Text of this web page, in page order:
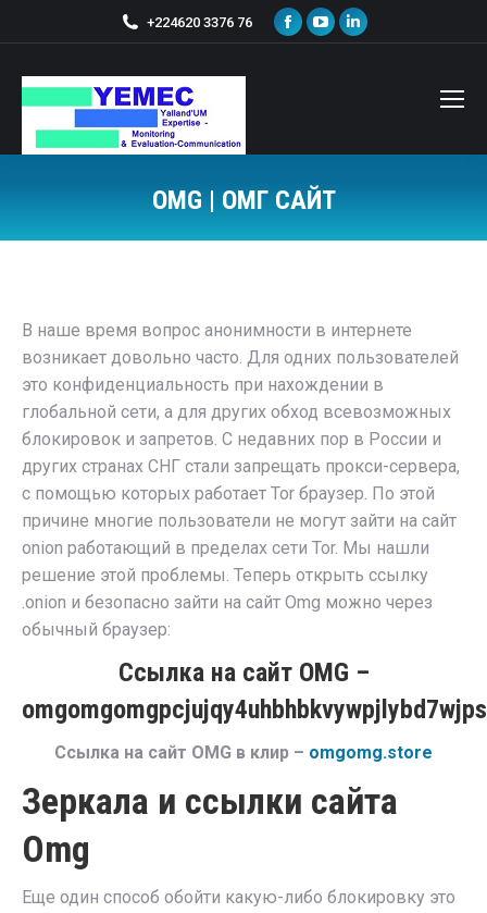
+224620 3376 76
OMG | ОМГ САЙТ
В наше время вопрос анонимности в интернете
возникает довольно часто. Для одних пользователей
это конфиденциальность при нахождении в
глобальной сети, а для других обход всевозможных
блокировок и запретов. С недавних пор в России и
других странах СНГ стали запрещать прокси-сервера,
с помощью которых работает Tor браузер. По этой
причине многие пользователи не могут зайти на сайт
onion работающий в пределах сети Tor. Мы нашли
решение этой проблемы. Теперь открыть ссылку
.onion и безопасно зайти на сайт Omg можно через
обычный браузер:
Ссылка на сайт OMG –
Ссылка на сайт OMG в клир – omgomg.store
Зеркала и ссылки сайта
Omg
Еще один способ обойти какую-либо блокировку это